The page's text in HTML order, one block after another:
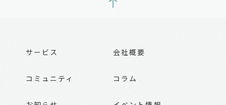
サービス 会社概要
コミュニティ コラム